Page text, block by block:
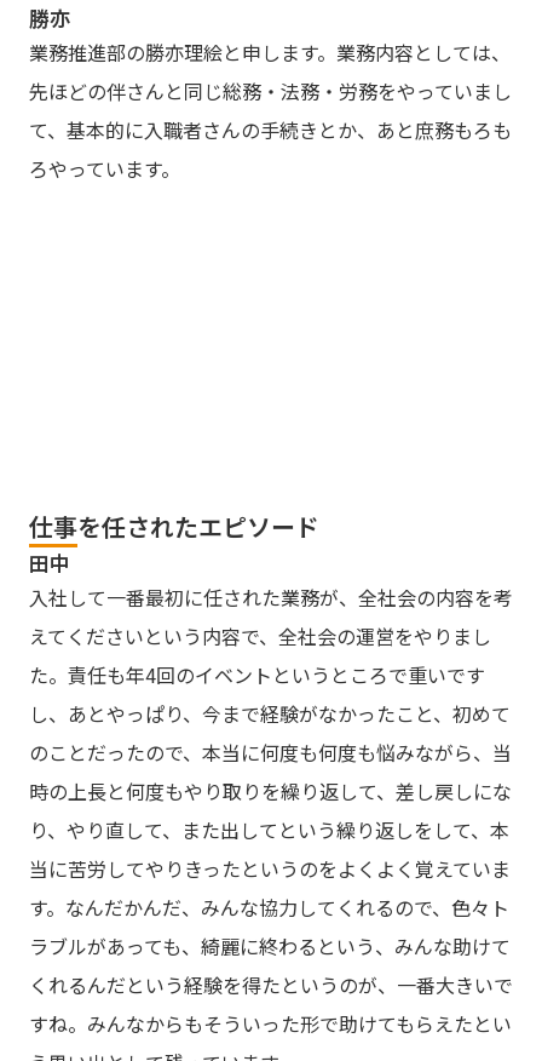
勝亦
業務推進部の勝亦理絵と申します。業務内容としては、
先ほどの伴さんと同じ総務・法務・労務をやっていまし
て、基本的に入職者さんの手続きとか、あと庶務もろも
ろやっています。
仕事を任されたエピソード
田中
入社して一番最初に任された業務が、全社会の内容を考
えてくださいという内容で、全社会の運営をやりまし
た。責任も年4回のイベントというところで重いです
し、あとやっぱり、今まで経験がなかったこと、初めて
のことだったので、本当に何度も何度も悩みながら、当
時の上長と何度もやり取りを繰り返して、差し戻しにな
り、やり直して、また出してという繰り返しをして、本
当に苦労してやりきったというのをよくよく覚えていま
す。なんだかんだ、みんな協力してくれるので、色々ト
ラブルがあっても、綺麗に終わるという、みんな助けて
くれるんだという経験を得たというのが、一番大きいで
すね。みんなからもそういった形で助けてもらえたとい